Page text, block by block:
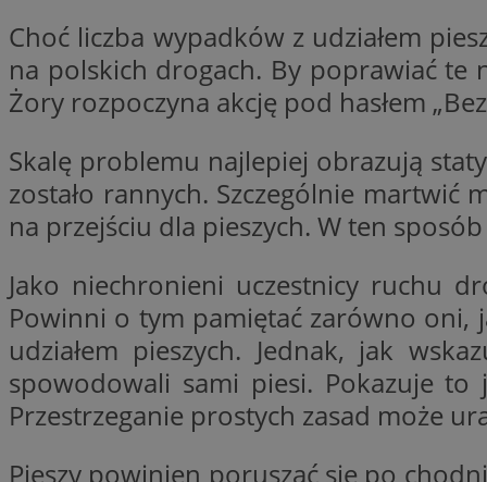
Choć liczba wypadków z udziałem
na polskich drogach. By poprawiać te
Żory rozpoczyna akcję pod hasłem
Skalę problemu najlepiej obrazują
zostało rannych. Szczególnie martwić
na przejściu dla pieszych. W ten
Jako niechronieni uczestnicy ruchu
Powinni o tym pamiętać zarówno oni,
udziałem pieszych. Jednak, jak
spowodowali sami piesi. Pokazuje to
Przestrzeganie prostych zasad może
Pieszy powinien poruszać się po
QeSessID
MvSessID
__cf_bm
suid
euds